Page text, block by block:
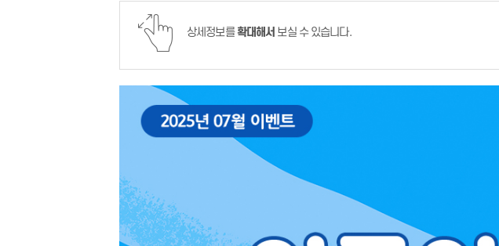
상세정보를확대해서 보실 수 있습니다.